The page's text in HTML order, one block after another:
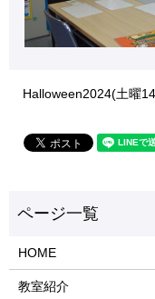
Halloween2024(土曜
HOME
教室紹介